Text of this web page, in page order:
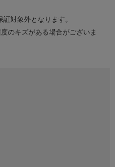
対象外となります。
のキズがある場合がございま